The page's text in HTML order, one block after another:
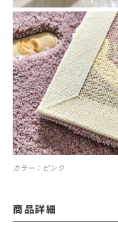
カラー：ピンク
商品詳細